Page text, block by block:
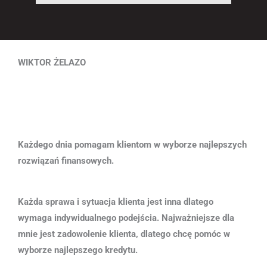
WIKTOR ŻELAZO
Każdego dnia pomagam klientom w wyborze najlepszych
rozwiązań finansowych.
Każda sprawa i sytuacja klienta jest inna dlatego
wymaga indywidualnego podejścia. Najważniejsze dla
mnie jest zadowolenie klienta, dlatego chcę pomóc w
wyborze najlepszego kredytu.